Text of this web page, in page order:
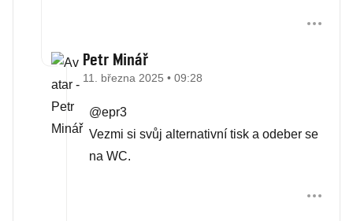
Petr Minář
11. března 2025 • 09:28
@epr3
Vezmi si svůj alternativní tisk a odeber se
na WC.